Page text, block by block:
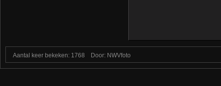
Aantal keer bekeken: 1768 Door: NWVfoto